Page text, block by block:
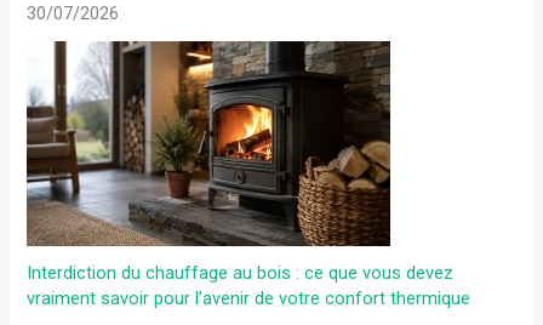
30/07/2026
Interdiction du chauffage au bois : ce que vous devez
vraiment savoir pour l’avenir de votre confort thermique